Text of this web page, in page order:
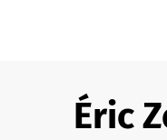
Éric